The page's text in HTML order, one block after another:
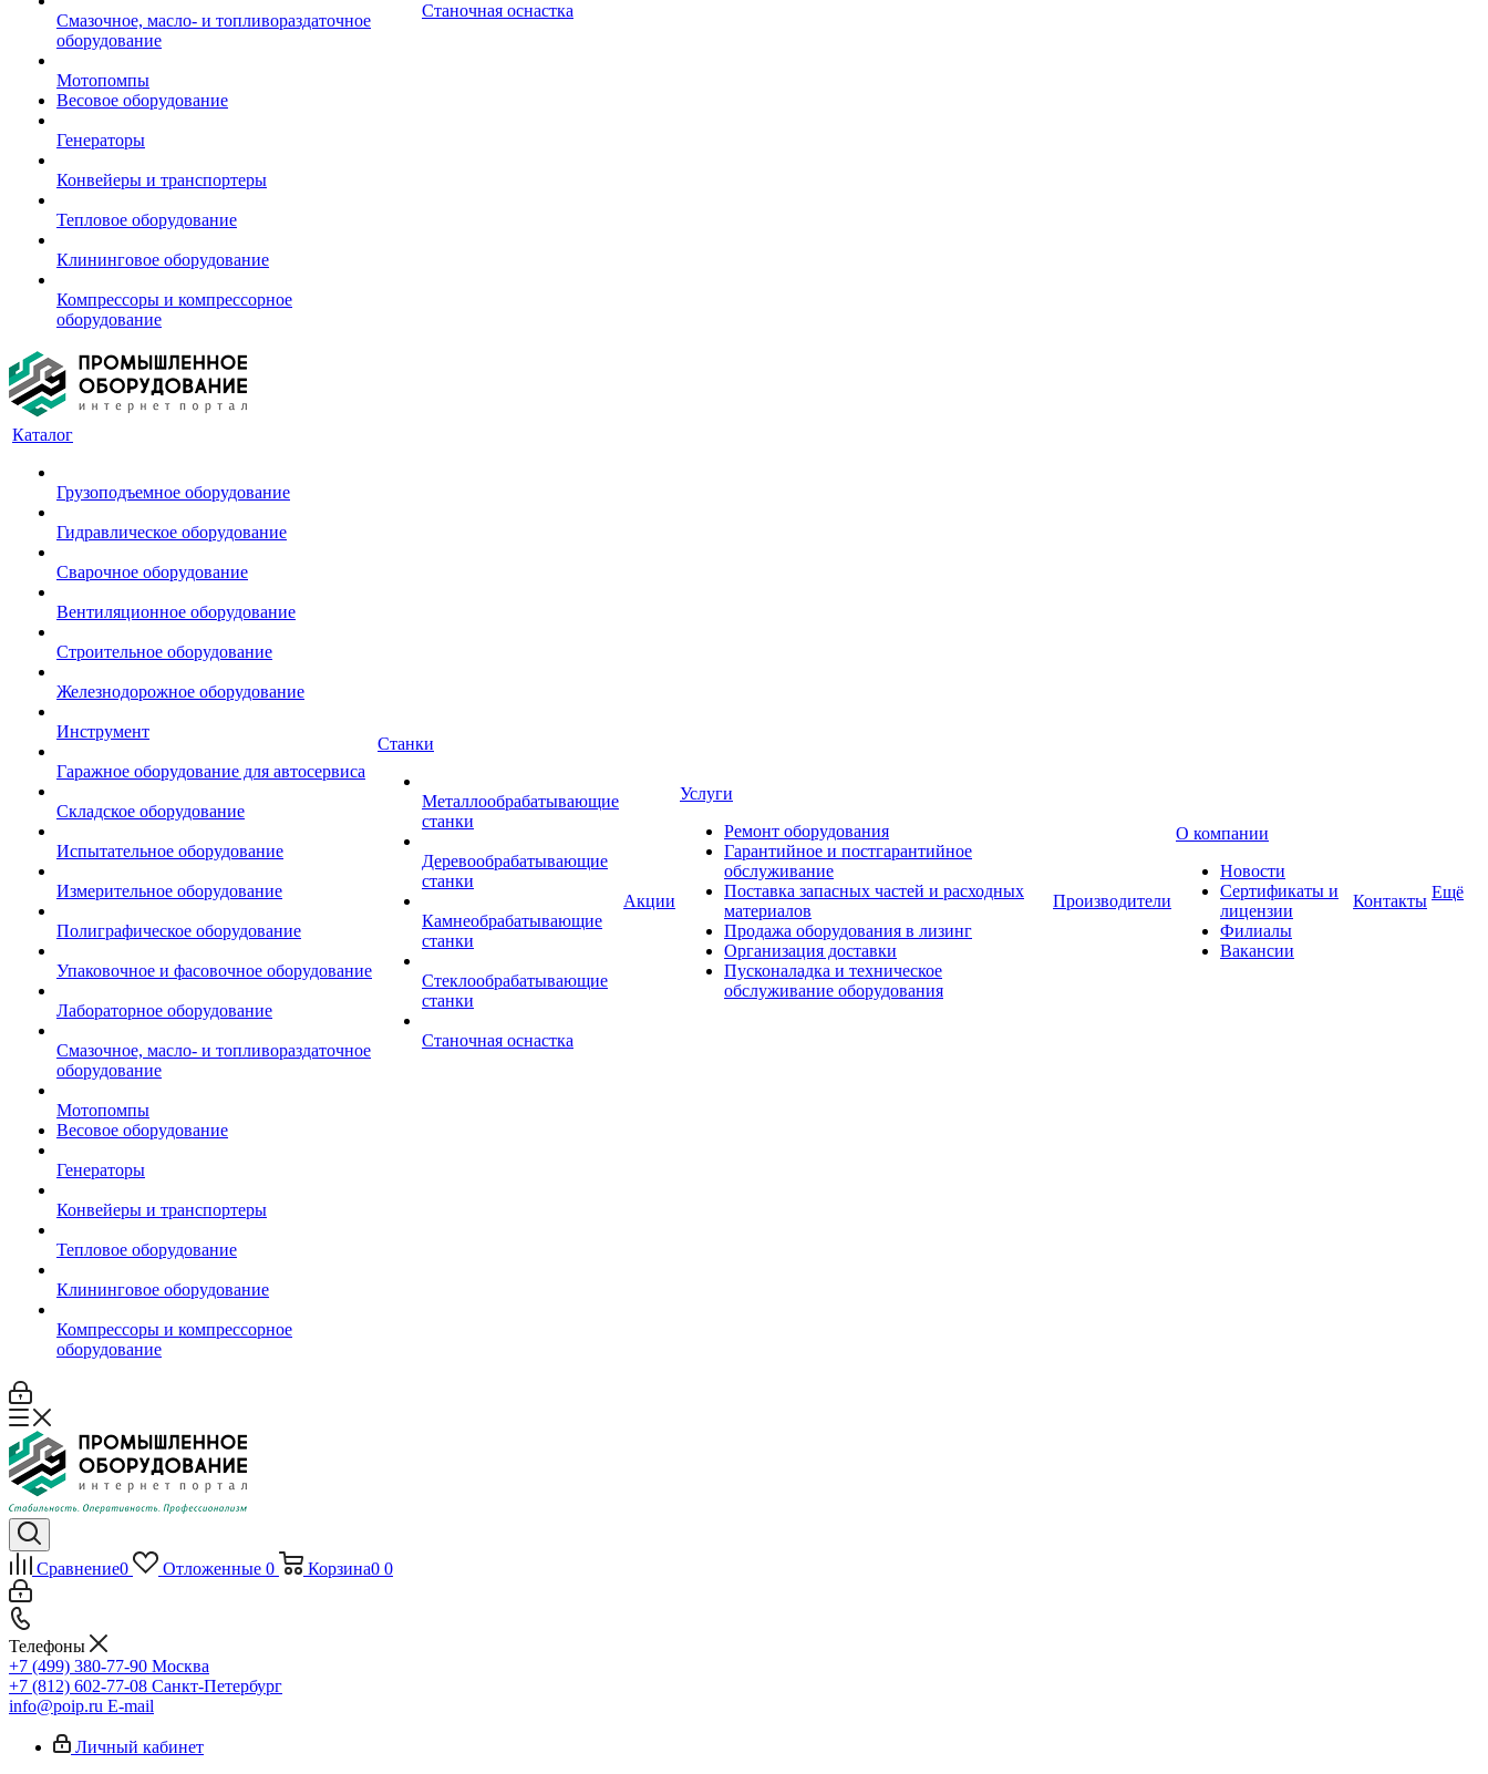
Смазочное, масло- и топливораздаточное
оборудование
Мотопомпы
Весовое оборудование
Генераторы
Конвейеры и транспортеры
Тепловое оборудование
Клининговое оборудование
Компрессоры и компрессорное
оборудование
Станочная оснастка
Каталог
Грузоподъемное оборудование
Гидравлическое оборудование
Сварочное оборудование
Вентиляционное оборудование
Строительное оборудование
Железнодорожное оборудование
Инструмент
Гаражное оборудование для автосервиса
Складское оборудование
Испытательное оборудование
Измерительное оборудование
Полиграфическое оборудование
Упаковочное и фасовочное оборудование
Лабораторное оборудование
Смазочное, масло- и топливораздаточное
оборудование
Мотопомпы
Весовое оборудование
Генераторы
Конвейеры и транспортеры
Тепловое оборудование
Клининговое оборудование
Компрессоры и компрессорное
оборудование
Станки
Металлообрабатывающие
станки
Деревообрабатывающие
станки
Камнеобрабатывающие
станки
Стеклообрабатывающие
станки
Станочная оснастка
Акции
Услуги
Ремонт оборудования
Гарантийное и постгарантийное
обслуживание
Поставка запасных частей и расходных
материалов
Продажа оборудования в лизинг
Организация доставки
Пусконаладка и техническое
обслуживание оборудования
Производители
О компании
Новости
Сертификаты и
лицензии
Филиалы
Вакансии
Контакты Ещё
Сравнение0 Отложенные 0 Корзина0 0
Телефоны
+7 (499) 380-77-90 Москва
+7 (812) 602-77-08 Санкт-Петербург
info@poip.ru E-mail
Личный кабинет